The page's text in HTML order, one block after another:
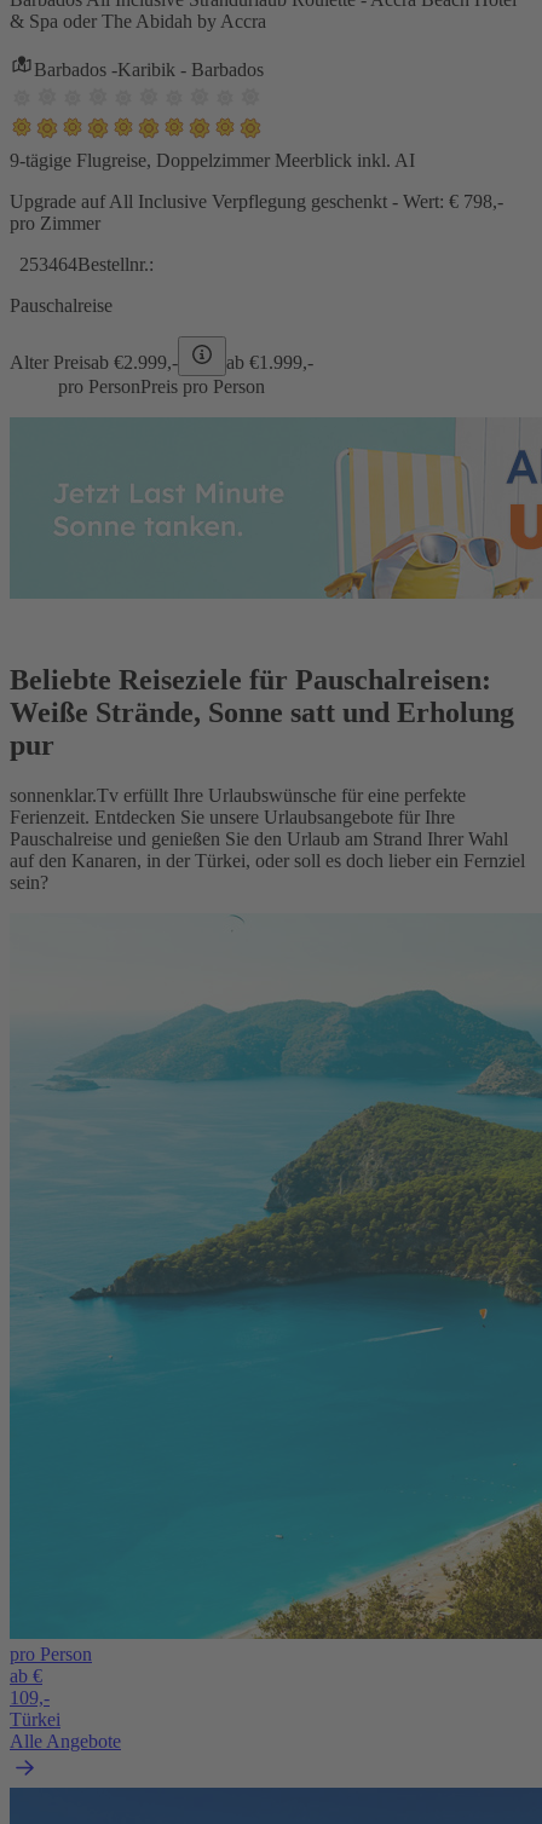
& Spa oder The Abidah by Accra
Barbados -Karibik - Barbados
9-tägige Flugreise, Doppelzimmer Meerblick inkl. AI
Upgrade auf All Inclusive Verpflegung geschenkt - Wert: € 798,-
pro Zimmer
253464Bestellnr.:
Pauschalreise
Alter Preisab €2.999,- ab €1.999,-
pro PersonPreis pro Person
Beliebte Reiseziele für Pauschalreisen:
Weiße Strände, Sonne satt und Erholung
pur
sonnenklar.Tv erfüllt Ihre Urlaubswünsche für eine perfekte
Ferienzeit. Entdecken Sie unsere Urlaubsangebote für Ihre
Pauschalreise und genießen Sie den Urlaub am Strand Ihrer Wahl
auf den Kanaren, in der Türkei, oder soll es doch lieber ein Fernziel
sein?
pro Person
ab €
109,-
Türkei
Alle Angebote